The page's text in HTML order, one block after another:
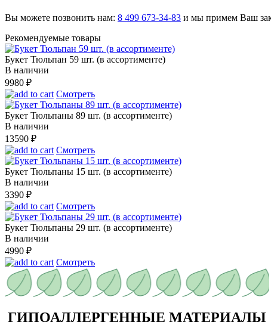
Вы можете позвонить нам: 8 499 673-34-83 и мы примем Ваш
Рекомендуемые товары
Букет Тюльпан 59 шт. (в ассортименте)
В наличии
9980 ₽
Смотреть
Букет Тюльпаны 89 шт. (в ассортименте)
В наличии
13590 ₽
Смотреть
Букет Тюльпаны 15 шт. (в ассортименте)
В наличии
3390 ₽
Смотреть
Букет Тюльпаны 29 шт. (в ассортименте)
В наличии
4990 ₽
Смотреть
ГИПОАЛЛЕРГЕННЫЕ МАТЕРИАЛЫ